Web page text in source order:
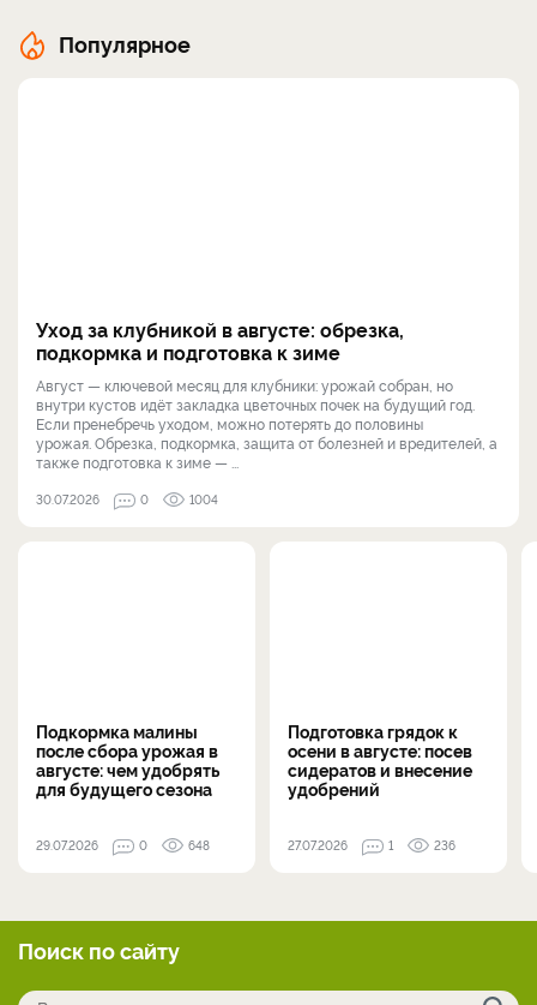
Популярное
Уход за клубникой в августе: обрезка,
подкормка и подготовка к зиме
Август — ключевой месяц для клубники: урожай собран, но
внутри кустов идёт закладка цветочных почек на будущий год.
Если пренебречь уходом, можно потерять до половины
урожая. Обрезка, подкормка, защита от болезней и вредителей, а
также подготовка к зиме — ...
30.07.2026 0 1004
Подкормка малины
после сбора урожая в
августе: чем удобрять
для будущего сезона
29.07.2026 0 648
Подготовка грядок к
осени в августе: посев
сидератов и внесение
удобрений
27.07.2026 1 236
Поиск по сайту